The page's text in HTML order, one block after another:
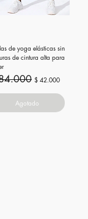
de yoga elásticas sin
de cintura alta para
Precio de oferta
$ 42.000
Agotado